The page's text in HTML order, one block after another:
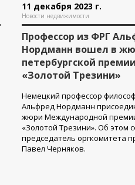
11 декабря 2023 г.
Новости недвижимости
Профессор из ФРГ
Нордманн вошел в
петербургской премии
«Золотой Трезини»
Немецкий профессор
Альфред Нордманн
жюри Международной
«Золотой Трезини». Об этом
председатель оргкомитета
Павел Черняков.